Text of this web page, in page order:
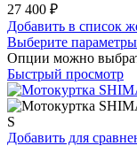
27 400 ₽
Добавить в список
Выберите параметры
Опции можно
Быстрый просмотр
S
Добавить для